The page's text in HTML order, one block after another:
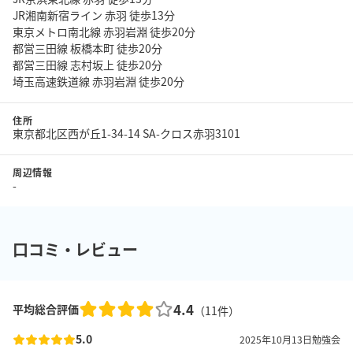
JR湘南新宿ライン 赤羽 徒歩13分
東京メトロ南北線 赤羽岩淵 徒歩20分
都営三田線 板橋本町 徒歩20分
都営三田線 志村坂上 徒歩20分
埼玉高速鉄道線 赤羽岩淵 徒歩20分
住所
東京都北区西が丘1-34-14 SA-クロス赤羽3101
周辺情報
-
口コミ・レビュー
平均総合評価 4.4（11件）
5.0
2025年10月13日勉強会